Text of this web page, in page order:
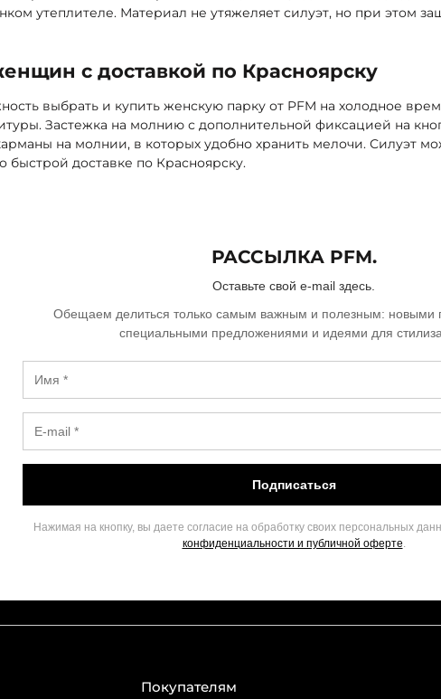
утеплителе. Материал не утяжеляет силуэт, но при этом
с доставкой по Красноярску
выбрать и купить женскую парку от PFM на холодное
Застежка на молнию с дополнительной фиксацией на
на молнии, в которых удобно хранить мелочи. Силуэт
доставке по Красноярску.
РАССЫЛКА PFM.
Оставьте свой e-mail здесь.
Обещаем делиться только самым важным и полезным: новыми
специальными предложениями и идеями для
Подписаться
Нажимая на кнопку, вы даете согласие на обработку своих персональных
конфиденциальности и публичной оферте.
Покупателям